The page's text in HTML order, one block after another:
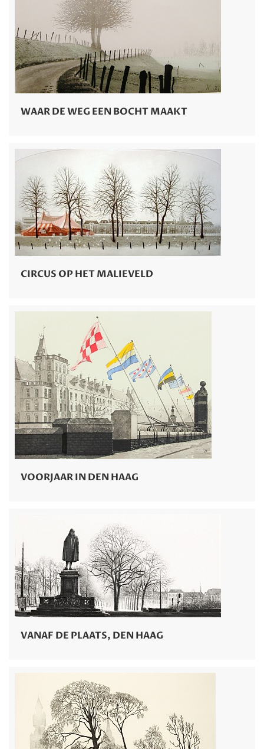
WAAR DE WEG EEN BOCHT MAAKT
CIRCUS OP HET MALIEVELD
VOORJAAR IN DEN HAAG
VANAF DE PLAATS, DEN HAAG